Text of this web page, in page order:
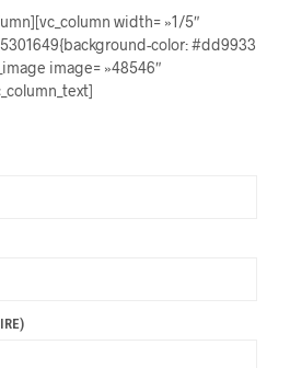
width= »1/5″
color: #dd9933
image= »48546″